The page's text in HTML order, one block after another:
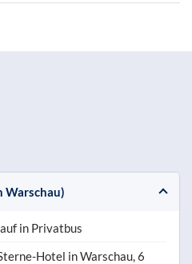
Warschau)
in Privatbus
Hotel in Warschau, 6